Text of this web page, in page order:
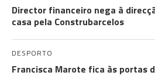
Director financeiro nega à
casa pela Construbarcelos
DESPORTO
Francisca Marote fica às portas